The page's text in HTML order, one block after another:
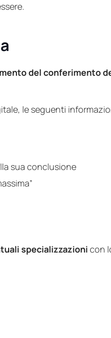
del conferimento
le seguenti
sua conclusione
specializzazioni con